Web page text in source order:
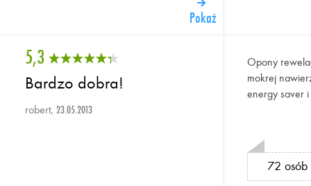
Pokaż
5,3
Bardzo dobra!
robert, 23.05.2013
Opony
mokrej
energy saver
72 osób